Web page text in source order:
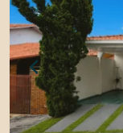
empresas,
busca
Uma
desejam unir
em um só